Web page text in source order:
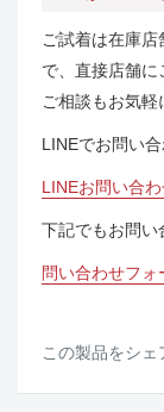
ご試着は在庫
で、直接店舗
ご相談もお気軽
LINEでお問い
LINEお問い合
下記でもお問い
問い合わせフォ
この製品をシェ